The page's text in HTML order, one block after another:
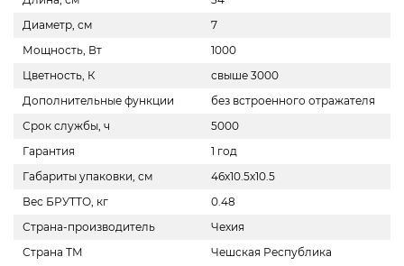
Диаметр, см
7
Мощность, Вт
1000
Цветность, К
свыше 3000
Дополнительные функции
без встроенного отражателя
Срок службы, ч
5000
Гарантия
1 год
Габариты упаковки, см
46х10.5х10.5
Вес БРУТТО, кг
0.48
Страна-производитель
Чехия
Страна ТМ
Чешская Республика